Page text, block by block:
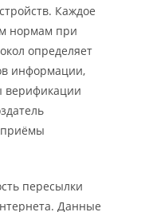
Каждое
нормам при
определяет
информации,
верификации
пересылки
Данные